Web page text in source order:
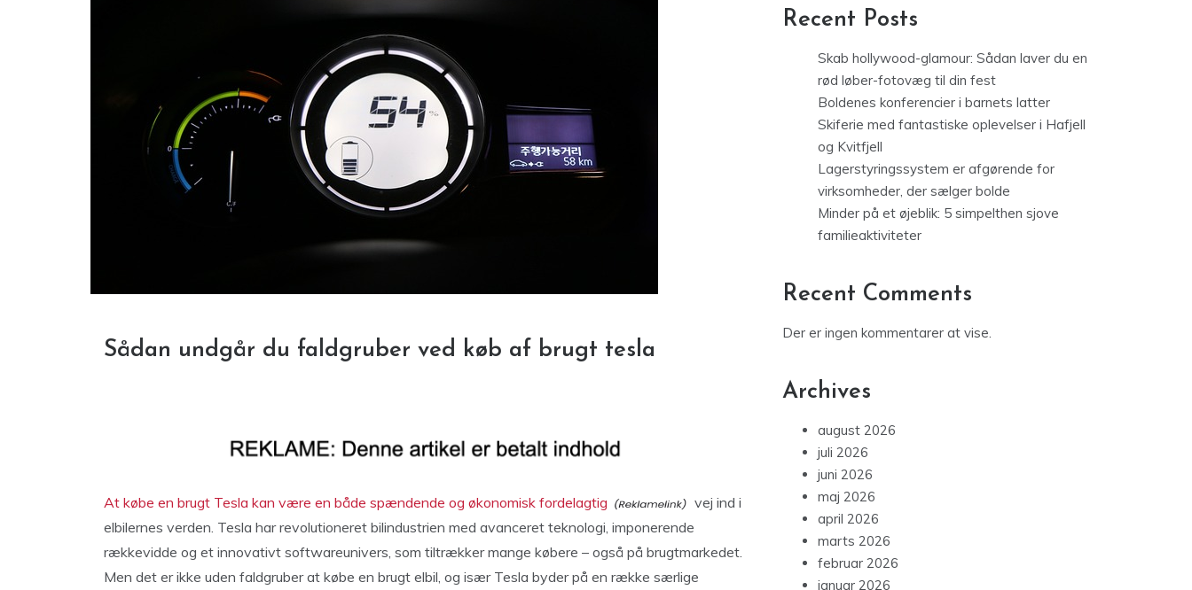
Sådan undgår du faldgruber ved køb af brugt tesla
At købe en brugt Tesla kan være en både spændende og økonomisk fordelagtig
vej ind i
elbilernes verden. Tesla har revolutioneret bilindustrien med avanceret teknologi, imponerende
rækkevidde og et innovativt softwareunivers, som tiltrækker mange købere – også på brugtmarkedet.
Men det er ikke uden faldgruber at købe en brugt elbil, og især Tesla byder på en række særlige
Recent Posts
Skab hollywood-glamour: Sådan laver du en
rød løber-fotovæg til din fest
Boldenes konferencier i barnets latter
Skiferie med fantastiske oplevelser i Hafjell
og Kvitfjell
Lagerstyringssystem er afgørende for
virksomheder, der sælger bolde
Minder på et øjeblik: 5 simpelthen sjove
familieaktiviteter
Recent Comments
Der er ingen kommentarer at vise.
Archives
august 2026
juli 2026
juni 2026
maj 2026
april 2026
marts 2026
februar 2026
januar 2026